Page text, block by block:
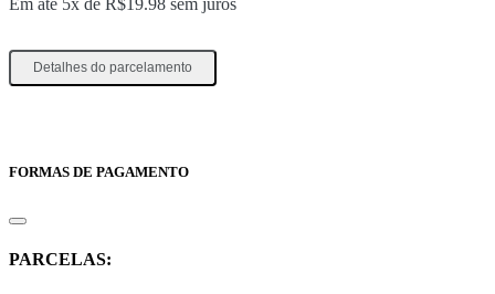
preço
Original
era:
Detalhes do parcelamento
FORMAS DE PAGAMENTO
PARCELAS: